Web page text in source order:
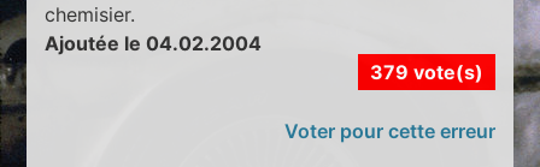
chemisier.
Ajoutée le 04.02.2004
379 vote(s)
Voter pour cette erreur